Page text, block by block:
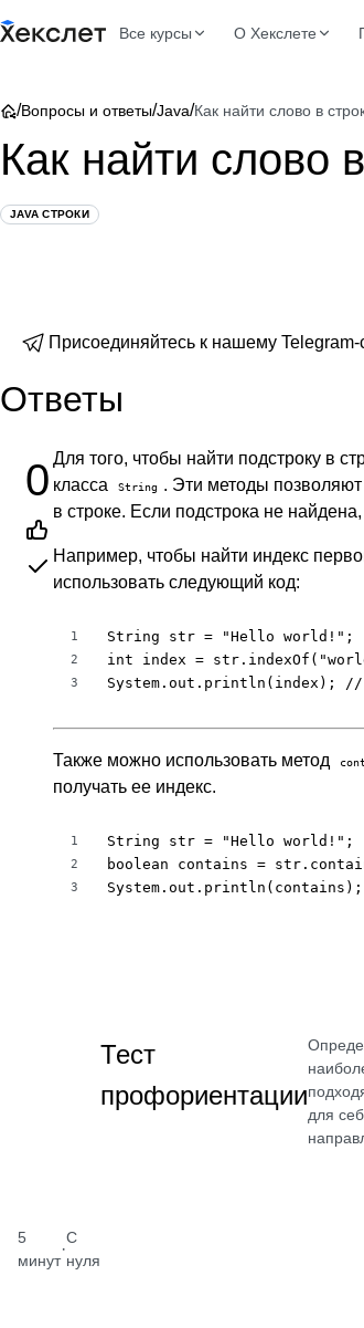
Все курсы О Хекслете
/Вопросы и ответы/Java/Как найти слово в
Как найти слово
JAVA СТРОКИ
Присоединяйтесь к нашему
Ответы
0 Для того, чтобы найти подстроку в
класса String . Эти методы позволяют
в строке. Если подстрока не
Например, чтобы найти индекс
использовать следующий код:
1
2
3
String str = "Hello world!";
int index =
System.out.println(index); //
Также можно использовать метод
получать ее индекс.
1
2
3
String str = "Hello world!";
boolean contains =
5
минут
·
С
нуля
Тест
профориентации
для